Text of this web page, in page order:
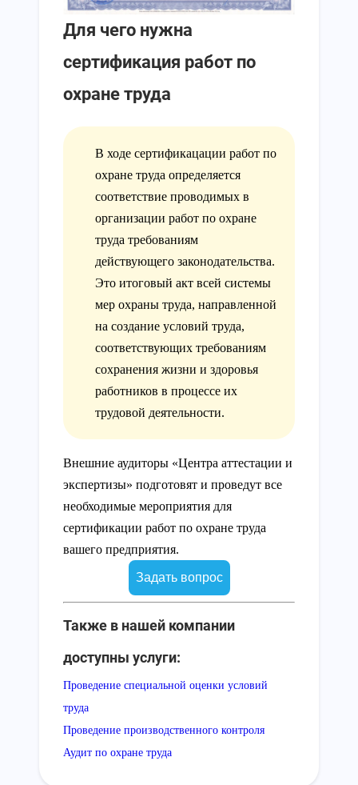
Для чего нужна
сертификация работ по
охране труда
В ходе сертификацации работ по
охране труда определяется
соответствие проводимых в
организации работ по охране
труда требованиям
действующего законодательства.
Это итоговый акт всей системы
мер охраны труда, направленной
на создание условий труда,
соответствующих требованиям
сохранения жизни и здоровья
работников в процессе их
трудовой деятельности.
Внешние аудиторы «Центра аттестации и
экспертизы» подготовят и проведут все
необходимые мероприятия для
сертификации работ по охране труда
вашего предприятия.
Задать вопрос
Также в нашей компании
доступны услуги:
Проведение специальной оценки условий
труда
Проведение производственного контроля
Аудит по охране труда